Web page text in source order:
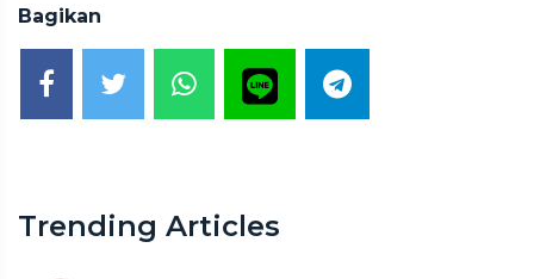
Bagikan
Trending Articles